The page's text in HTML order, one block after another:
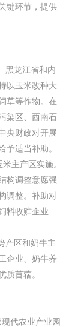
键环节，提供
龙江省和内
以玉米改种大
草等作物。在
染区、西南石
央财政对开展
予适当补助。
主产区实施。
构调整意愿强
调整。补助对
料收贮企业
产区和奶牛主
企业、奶牛养
质苜蓿。
代农业产业园